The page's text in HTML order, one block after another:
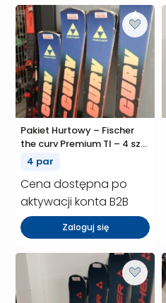
Pakiet Hurtowy – Fischer
the curv Premium TI – 4 szt.
(P01655)
4 par
Cena dostępna po
aktywacji konta B2B
Zaloguj się